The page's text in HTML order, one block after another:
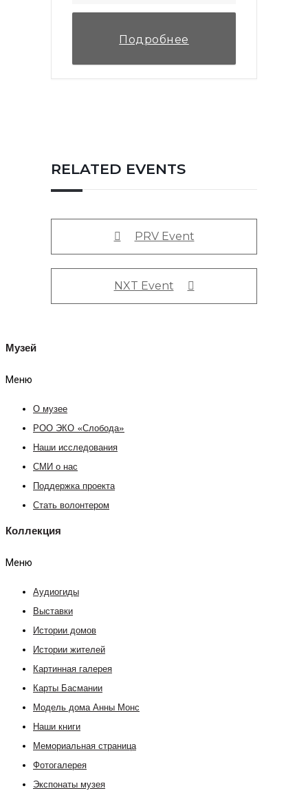
Подробнее
RELATED EVENTS
PRV Event
NXT Event
Музей
Меню
О музее
РОО ЭКО «Слобода»
Наши исследования
СМИ о нас
Поддержка проекта
Стать волонтером
Коллекция
Меню
Аудиогиды
Выставки
Истории домов
Истории жителей
Картинная галерея
Карты Басмании
Модель дома Анны Монс
Наши книги
Мемориальная страница
Фотогалерея
Экспонаты музея